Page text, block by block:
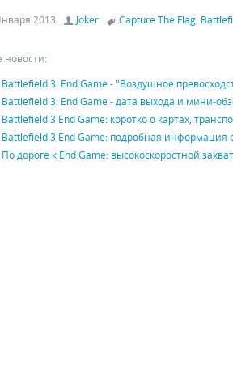
2013 Joker Capture The Flag
новости:
Battlefield 3: End Game - "Воздушное
Battlefield 3: End Game - дата выхода и мини-
Battlefield 3 End Game: коротко о картах,
Battlefield 3 End Game: подробная информация
По дороге к End Game: высокоскоростной